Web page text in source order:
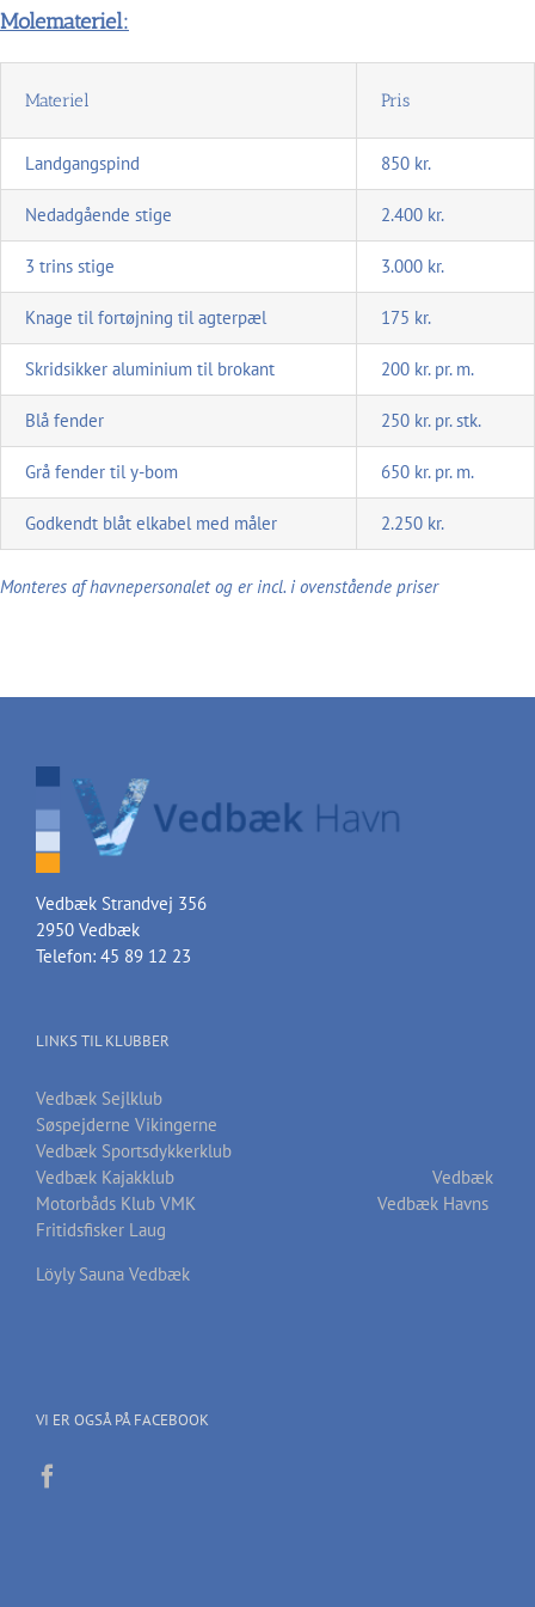
Molemateriel:
Materiel Pris
Landgangspind 850 kr.
Nedadgående stige 2.400 kr.
3 trins stige 3.000 kr.
Knage til fortøjning til agterpæl 175 kr.
Skridsikker aluminium til brokant 200 kr. pr. m.
Blå fender 250 kr. pr. stk.
Grå fender til y-bom 650 kr. pr. m.
Godkendt blåt elkabel med måler 2.250 kr.
Monteres af havnepersonalet og er incl. i ovenstående priser
Vedbæk Strandvej 356
2950 Vedbæk
Telefon: 45 89 12 23
LINKS TIL KLUBBER
Vedbæk Sejlklub
Søspejderne Vikingerne
Vedbæk Sportsdykkerklub
Vedbæk Kajakklub
Vedbæk
Motorbåds Klub VMK
Vedbæk Havns
Fritidsfisker Laug
Löyly Sauna Vedbæk
VI ER OGSÅ PÅ FACEBOOK